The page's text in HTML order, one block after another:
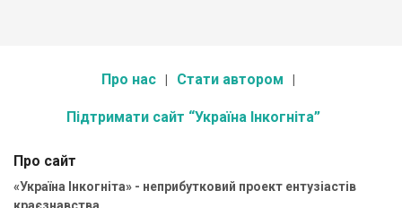
Про нас Стати автором
Підтримати сайт “Україна Інкогніта”
Про сайт
«Україна Інкогніта» - неприбутковий проект ентузіастів